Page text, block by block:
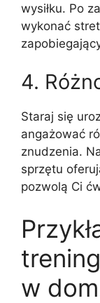
wysiłku. Po
wykonać
4.
Staraj się
angażować
znudzenia.
sprzętu
pozwolą Ci
w